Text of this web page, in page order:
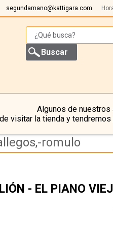
segundamano@kattigara.com
Algunos de nuestros
visitar la tienda y
romulo
- EL PIANO